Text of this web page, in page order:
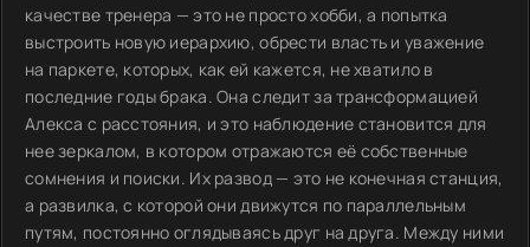
качестве тренера — это не просто хобби, а попытка
выстроить новую иерархию, обрести власть и уважение
на паркете, которых, как ей кажется, не хватило в
последние годы брака. Она следит за трансформацией
Алекса с расстояния, и это наблюдение становится для
нее зеркалом, в котором отражаются её собственные
сомнения и поиски. Их развод — это не конечная станция,
а развилка, с которой они движутся по параллельным
путям, постоянно оглядываясь друг на друга. Между ними